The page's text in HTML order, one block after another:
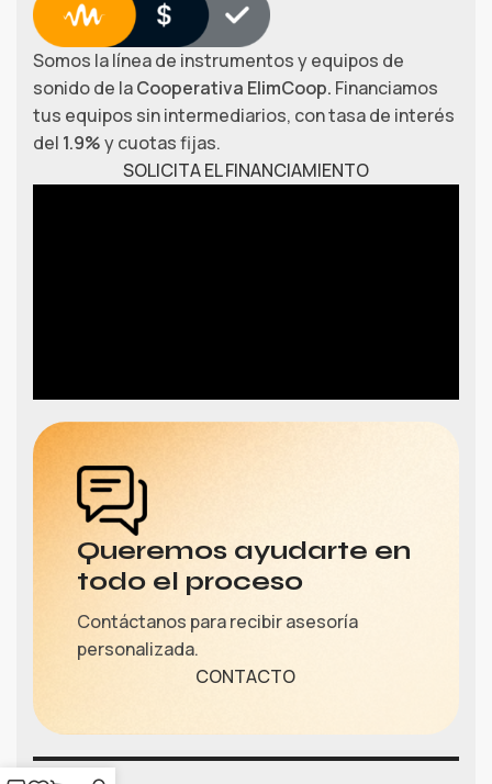
Somos la línea de instrumentos y equipos de
sonido de laCooperativa ElimCoop. Financiamos
tus equipos sin intermediarios, con tasa de interés
del 1.9%y cuotas fijas.
SOLICITA EL FINANCIAMIENTO
Queremos ayudarte en
todo el proceso
Contáctanos para recibir asesoría
personalizada.
CONTACTO